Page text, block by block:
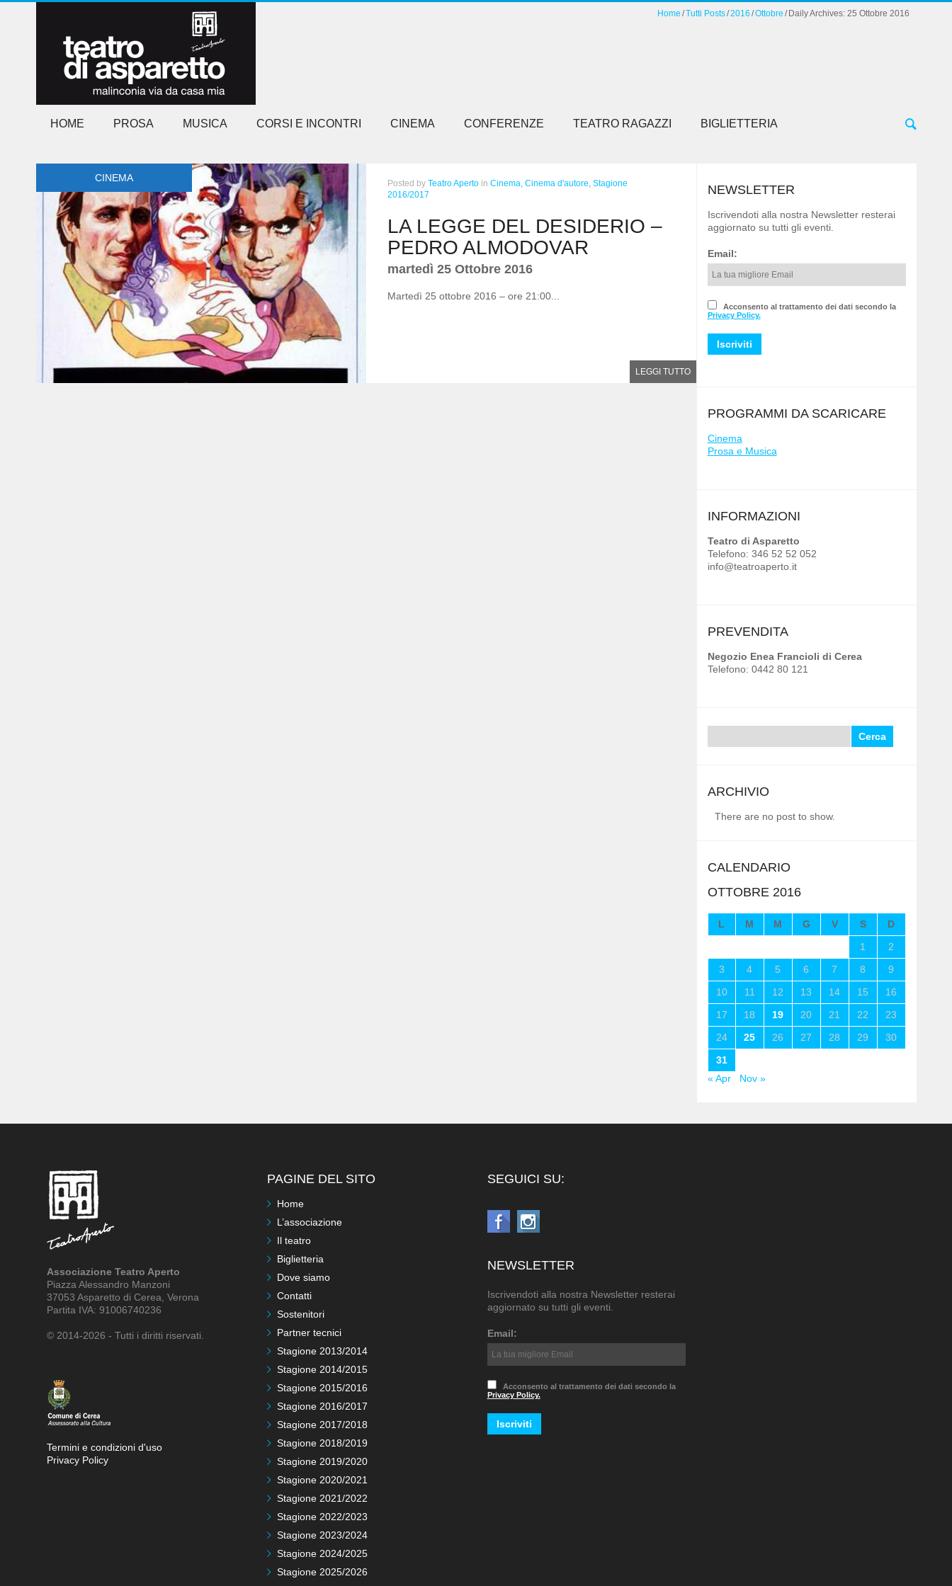
Home Tutti Posts 2016 Ottobre Daily Archives: 25 Ottobre 2016
HOME PROSA MUSICA CORSI E INCONTRI CINEMA CONFERENZE TEATRO RAGAZZI BIGLIETTERIA
CINEMA Posted by Teatro Aperto in Cinema, Cinema d'autore, Stagione
2016/2017
LA LEGGE DEL DESIDERIO –
PEDRO ALMODOVAR
martedì 25 Ottobre 2016
Martedì 25 ottobre 2016 – ore 21:00...
LEGGI TUTTO
NEWSLETTER
Iscrivendoti alla nostra Newsletter resterai
aggiornato su tutti gli eventi.
Email:
Acconsento al trattamento dei dati secondo la
Privacy Policy.
PROGRAMMI DA SCARICARE
Cinema
Prosa e Musica
INFORMAZIONI
Teatro di Asparetto
Telefono: 346 52 52 052
info@teatroaperto.it
PREVENDITA
Negozio Enea Francioli di Cerea
Telefono: 0442 80 121
ARCHIVIO
There are no post to show.
CALENDARIO
OTTOBRE 2016
L M M G V S
D
1
2
3
4 5 6 7 8
9
10
11 12 13 14 15
16
17
18 19 20 21 22
23
24
25 26 27 28 29
30
31
« Apr
Nov »
Associazione Teatro Aperto
Piazza Alessandro Manzoni
37053 Asparetto di Cerea, Verona
Partita IVA: 91006740236
© 2014-2026 - Tutti i diritti riservati.
Termini e condizioni d'uso
Privacy Policy
PAGINE DEL SITO
Home
L’associazione
Il teatro
Biglietteria
Dove siamo
Contatti
Sostenitori
Partner tecnici
Stagione 2013/2014
Stagione 2014/2015
Stagione 2015/2016
Stagione 2016/2017
Stagione 2017/2018
Stagione 2018/2019
Stagione 2019/2020
Stagione 2020/2021
Stagione 2021/2022
Stagione 2022/2023
Stagione 2023/2024
Stagione 2024/2025
Stagione 2025/2026
SEGUICI SU:
NEWSLETTER
Iscrivendoti alla nostra Newsletter resterai
aggiornato su tutti gli eventi.
Email:
Acconsento al trattamento dei dati secondo la
Privacy Policy.